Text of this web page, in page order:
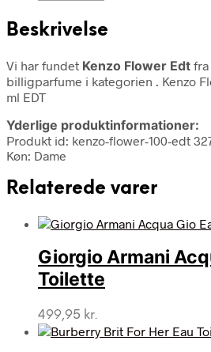
Beskrivelse
Vi har fundet Kenzo Flower Edt fra
billigparfume i kategorien . Kenzo
ml EDT
Yderlige produktinformationer:
Produkt id: kenzo-flower-100-edt
Køn: Dame
Relaterede varer
Giorgio Armani
Toilette
499,95 kr.